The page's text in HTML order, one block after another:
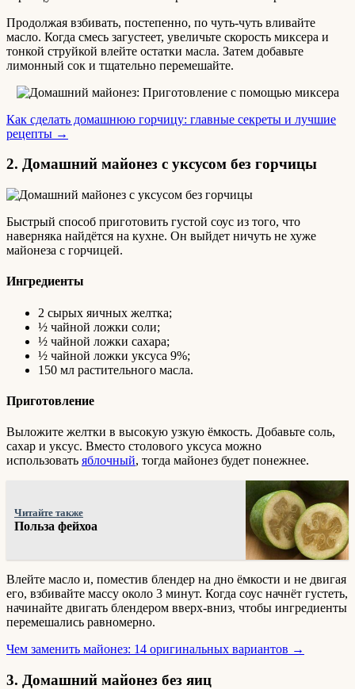
Продолжая взбивать, постепенно, по чуть-чуть вливайте
масло. Когда смесь загустеет, увеличьте скорость миксера и
тонкой струйкой влейте остатки масла. Затем добавьте
лимонный сок и тщательно перемешайте.
Как сделать домашнюю горчицу: главные секреты и лучшие
рецепты →
2. Домашний майонез с уксусом без горчицы
Быстрый способ приготовить густой соус из того, что
наверняка найдётся на кухне. Он выйдет ничуть не хуже
майонеза с горчицей.
Ингредиенты
2 сырых яичных желтка;
½ чайной ложки соли;
½ чайной ложки сахара;
½ чайной ложки уксуса 9%;
150 мл растительного масла.
Приготовление
Выложите желтки в высокую узкую ёмкость. Добавьте соль,
сахар и уксус. Вместо столового уксуса можно
использовать яблочный, тогда майонез будет понежнее.
Читайте также
Польза фейхоа
Влейте масло и, поместив блендер на дно ёмкости и не двигая
его, взбивайте массу около 3 минут. Когда соус начнёт густеть,
начинайте двигать блендером вверх-вниз, чтобы ингредиенты
перемешались равномерно.
Чем заменить майонез: 14 оригинальных вариантов →
3. Домашний майонез без яиц